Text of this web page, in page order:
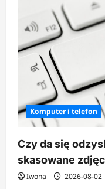
Komputer i telefon
Czy da się
skasowane
Iwona 2026-08-02